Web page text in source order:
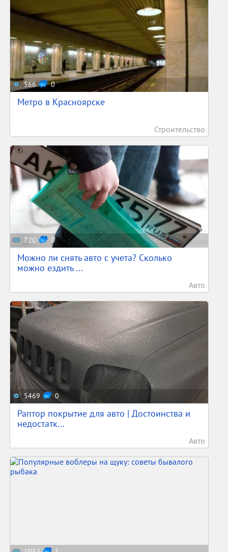
566 0
Метро в Красноярске
Строительство
720 0
Можно ли снять авто с учета? Сколько
можно ездить ...
Авто
5469 0
Раптор покрытие для авто | Достоинства и
недостатк...
Авто